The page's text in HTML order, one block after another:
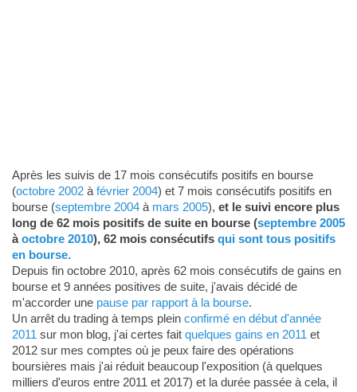
Après les suivis de 17 mois consécutifs positifs en bourse
(octobre 2002à février 2004) et 7 mois consécutifs positifs en
bourse (septembre 2004à mars 2005), et le suivi encore plus
long de 62 mois positifs de suite en bourse (septembre 2005
àoctobre 2010), 62 mois consécutifs qui sont tous positifs
en bourse.
Depuis fin octobre 2010, après 62 mois consécutifs de gains en
bourse et 9 années positives de suite, j'avais décidé de
m'accorder une pause par rapport à la bourse.
Un arrêt du trading à temps plein confirmé en début d'année
2011 sur mon blog, j'ai certes fait quelques gains en 2011 et
2012 sur mes comptes où je peux faire des opérations
boursières mais j'ai réduit beaucoup l'exposition (à quelques
milliers d'euros entre 2011 et 2017) et la durée passée à cela, il